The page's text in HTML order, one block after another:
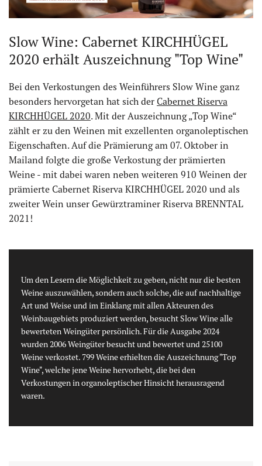
Slow Wine: Cabernet KIRCHHÜGEL
2020 erhält Auszeichnung "Top Wine"
Bei den Verkostungen des Weinführers Slow Wine ganz
besonders hervorgetan hat sich der Cabernet Riserva
KIRCHHÜGEL 2020. Mit der Auszeichnung „Top Wine“
zählt er zu den Weinen mit exzellenten organoleptischen
Eigenschaften. Auf die Prämierung am 07. Oktober in
Mailand folgte die große Verkostung der prämierten
Weine - mit dabei waren neben weiteren 910 Weinen der
prämierte Cabernet Riserva KIRCHHÜGEL 2020 und als
zweiter Wein unser Gewürztraminer Riserva BRENNTAL
2021!
Um den Lesern die Möglichkeit zu geben, nicht nur die besten
Weine auszuwählen, sondern auch solche, die auf nachhaltige
Art und Weise und im Einklang mit allen Akteuren des
Weinbaugebiets produziert werden, besucht Slow Wine alle
bewerteten Weingüter persönlich. Für die Ausgabe 2024
wurden 2006 Weingüter besucht und bewertet und 25100
Weine verkostet. 799 Weine erhielten die Auszeichnung "Top
Wine", welche jene Weine hervorhebt, die bei den
Verkostungen in organoleptischer Hinsicht herausragend
waren.